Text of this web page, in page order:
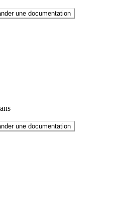
une documentation
une documentation